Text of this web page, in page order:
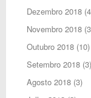
Dezembro 2018
Novembro 2018
Outubro 2018(10)
Setembro 2018(3)
Agosto 2018(3)